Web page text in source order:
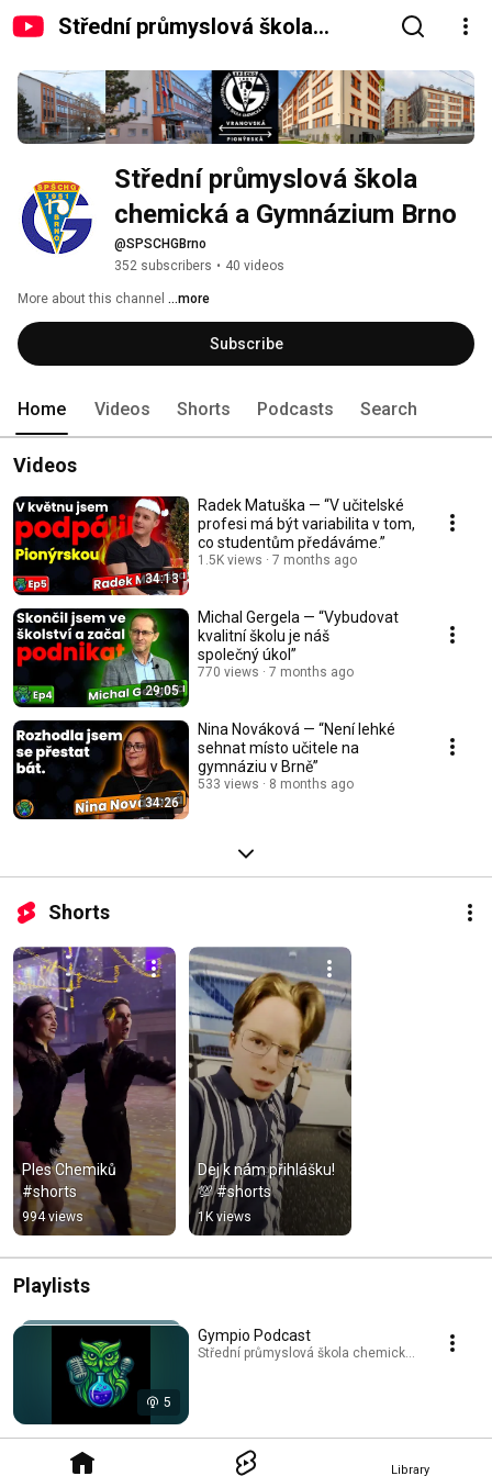
Střední průmyslová škola
Library
Střední průmyslová škola
chemická a Gymnázium Brno
@SPSCHGBrno
352 subscribers • 40 videos
More about this channel ...more
Subscribe
Home Videos Shorts Podcasts Search
Videos
34:13
Radek Matuška — “V učitelské
profesi má být variabilita v tom,
co studentům předáváme.”
1.5K views 7 months ago
29:05
Michal Gergela — “Vybudovat
kvalitní školu je náš
společný úkol”
770 views 7 months ago
34:26
Nina Nováková — “Není lehké
sehnat místo učitele na
gymnáziu v Brně”
533 views 8 months ago
Shorts
Ples Chemiků
#shorts
994 views
Dej k nám přihlášku!
💯 #shorts
1K views
Playlists
5
Gympio Podcast
Střední průmyslová škola chemická a